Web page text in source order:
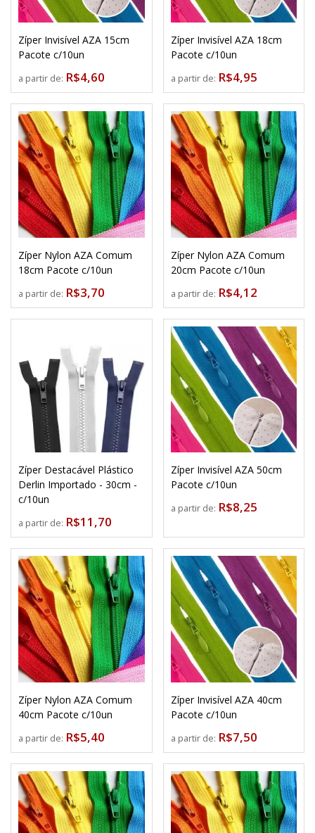
Zíper Invisível AZA 15cm
Pacote c/10un
a partir de: R$4,60
Zíper Invisível AZA 18cm
Pacote c/10un
a partir de: R$4,95
Zíper Nylon AZA Comum
18cm Pacote c/10un
a partir de: R$3,70
Zíper Nylon AZA Comum
20cm Pacote c/10un
a partir de: R$4,12
Zíper Destacável Plástico
Derlin Importado - 30cm -
c/10un
a partir de: R$11,70
Zíper Invisível AZA 50cm
Pacote c/10un
a partir de: R$8,25
Zíper Nylon AZA Comum
40cm Pacote c/10un
a partir de: R$5,40
Zíper Invisível AZA 40cm
Pacote c/10un
a partir de: R$7,50